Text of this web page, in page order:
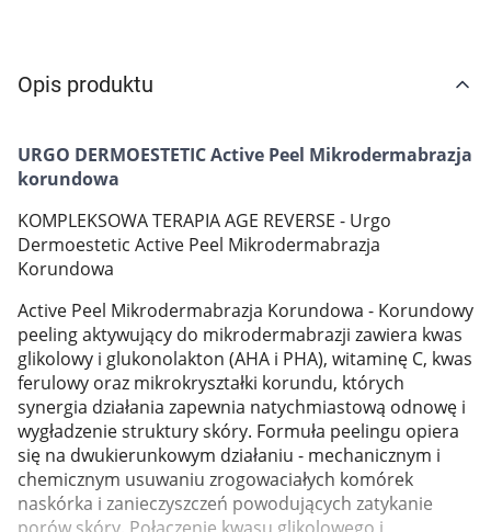
Korzystamy z plików cookies w celu
Opis produktu
URGO DERMOESTETIC Active Peel Mikrodermabrazja
korundowa
KOMPLEKSOWA TERAPIA AGE REVERSE - Urgo
Dermoestetic Active Peel Mikrodermabrazja
Korundowa
Active Peel Mikrodermabrazja Korundowa - Korundowy
peeling aktywujący do mikrodermabrazji zawiera kwas
glikolowy i glukonolakton (AHA i PHA), witaminę C, kwas
ferulowy oraz mikrokryształki korundu, których
synergia działania zapewnia natychmiastową odnowę i
wygładzenie struktury skóry. Formuła peelingu opiera
się na dwukierunkowym działaniu - mechanicznym i
chemicznym usuwaniu zrogowaciałych komórek
naskórka i zanieczyszczeń powodujących zatykanie